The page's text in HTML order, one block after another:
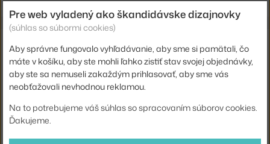
PANEL FLOOR 200 X 30, 2 KS, BLACK
STRING
268,60 €
STRING
Pre web vyladený ako škandidávske dizajnovky
(súhlas so súbormi cookies)
Aby správne fungovalo vyhľadávanie, aby sme si pamätali, čo
máte v košíku, aby ste mohli ľahko zistiť stav svojej objednávky,
aby ste sa nemuseli zakaždým prihlasovať, aby sme vás
neobťažovali nevhodnou reklamou.
Na to potrebujeme váš súhlas so spracovaním súborov cookies.
Ďakujeme.